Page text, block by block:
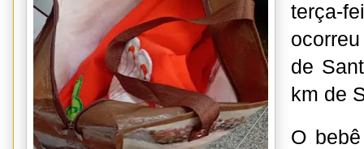
terça-
de
km de
O